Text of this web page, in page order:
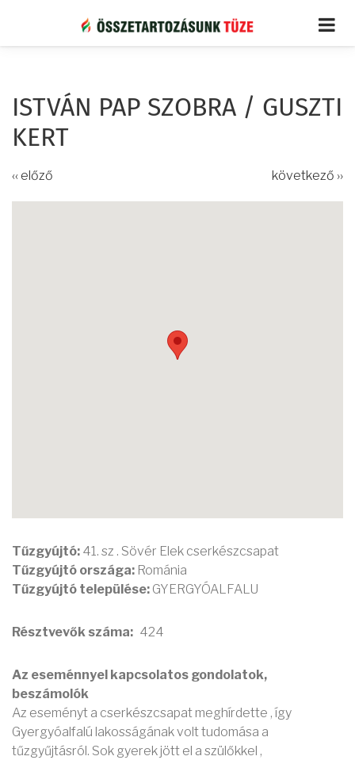
tartalomra
ISTVÁN PAP SZOBRA / GUSZTI
KERT
‹‹ előző következő ››
Tűzgyújtó: 41. sz . Sövér Elek cserkészcsapat
Tűzgyújtó országa: Románia
Tűzgyújtó települése: GYERGYÓALFALU
Résztvevők száma 424
Az eseménnyel kapcsolatos gondolatok,
beszámolók
Az eseményt a cserkészcsapat meghírdette , így
Gyergyóalfalú lakosságának volt tudomása a
tűzgyűjtásról. Sok gyerek jött el a szülőkkel ,